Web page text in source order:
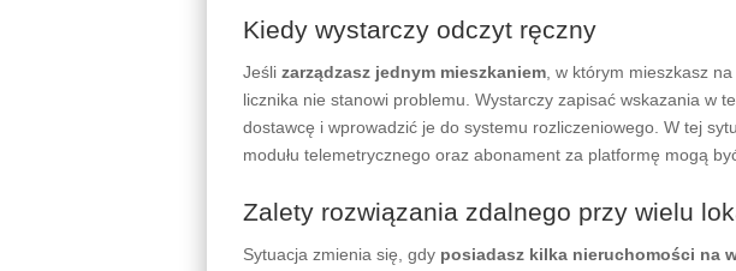
Kiedy wystarczy odczyt ręczny
Jeśli zarządzasz jednym mieszkaniem , w którym mieszkasz
licznika nie stanowi problemu. Wystarczy zapisać wskazania w
dostawcę i wprowadzić je do systemu rozliczeniowego. W tej
modułu telemetrycznego oraz abonament za platformę mogą
Zalety rozwiązania zdalnego przy wielu
Sytuacja zmienia się, gdy posiadasz kilka nieruchomości na